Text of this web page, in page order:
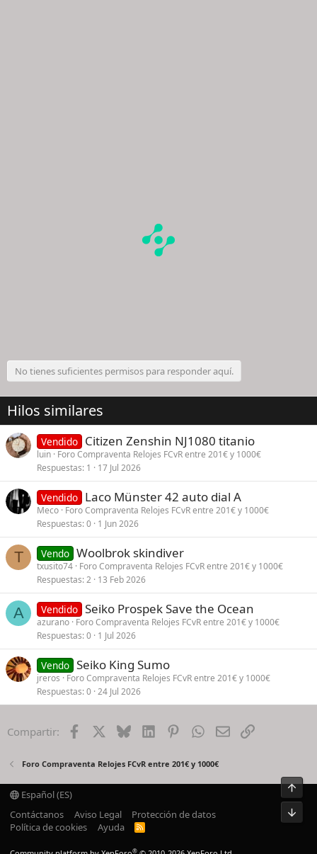
No tienes suficientes permisos para responder aquí.
Hilos similares
Vendido Citizen Zenshin NJ1080 titanio
luin Foro Compraventa Relojes FCvR entre 201€ y 1000€
Respuestas 1 17 Jul 2026
Vendido Laco Münster 42 auto dial A
Meco Foro Compraventa Relojes FCvR entre 201€ y 1000€
Respuestas 0 1 Jun 2026
T Vendo Woolbrok skindiver
txusito74 Foro Compraventa Relojes FCvR entre 201€ y 1000€
Respuestas 2 13 Feb 2026
A Vendido Seiko Prospek Save the Ocean
azurano Foro Compraventa Relojes FCvR entre 201€ y 1000€
Respuestas 0 1 Jul 2026
Vendo Seiko King Sumo
jreros
Foro Compraventa Relojes FCvR entre 201€ y 1000€
Respuestas 0 24 Jul 2026
Compartir: Facebook BlueskyLinkedInPinterestWhatsApp
EmailEnlace
Foro Compraventa Relojes FCvR entre 201€ y 1000€
Español (ES)
Contáctanos
Aviso Legal
Protección de datos
Política de cookies
Ayuda
R
®